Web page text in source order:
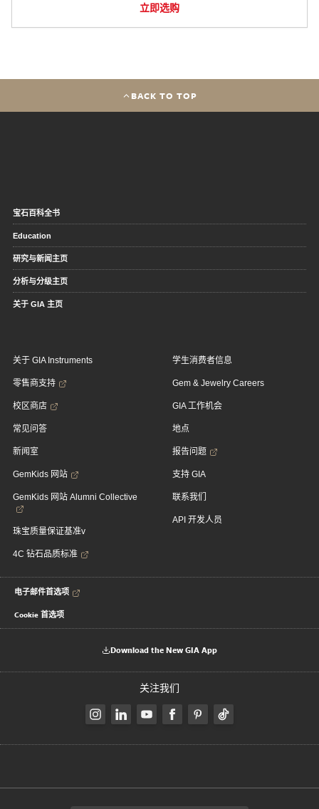
立即选购
BACK TO TOP
宝石百科全书
Education
研究与新闻主页
分析与分级主页
关于 GIA 主页
关于 GIA Instruments
零售商支持
校区商店
常见问答
新闻室
GemKids 网站
GemKids 网站 Alumni Collective
珠宝质量保证基准v
4C 钻石品质标准
学生消费者信息
Gem & Jewelry Careers
GIA 工作机会
地点
报告问题
支持 GIA
联系我们
API 开发人员
电子邮件首选项
Cookie 首选项
Download the New GIA App
关注我们